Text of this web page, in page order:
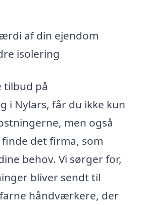
af din ejendom
isolering
tilbud på
i Nylars, får du ikke kun
men også
det firma, som
behov. Vi sørger for,
bliver sendt til
håndværkere, der